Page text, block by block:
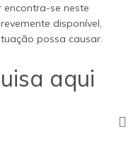
se neste
disponível,
possa causar.
aqui